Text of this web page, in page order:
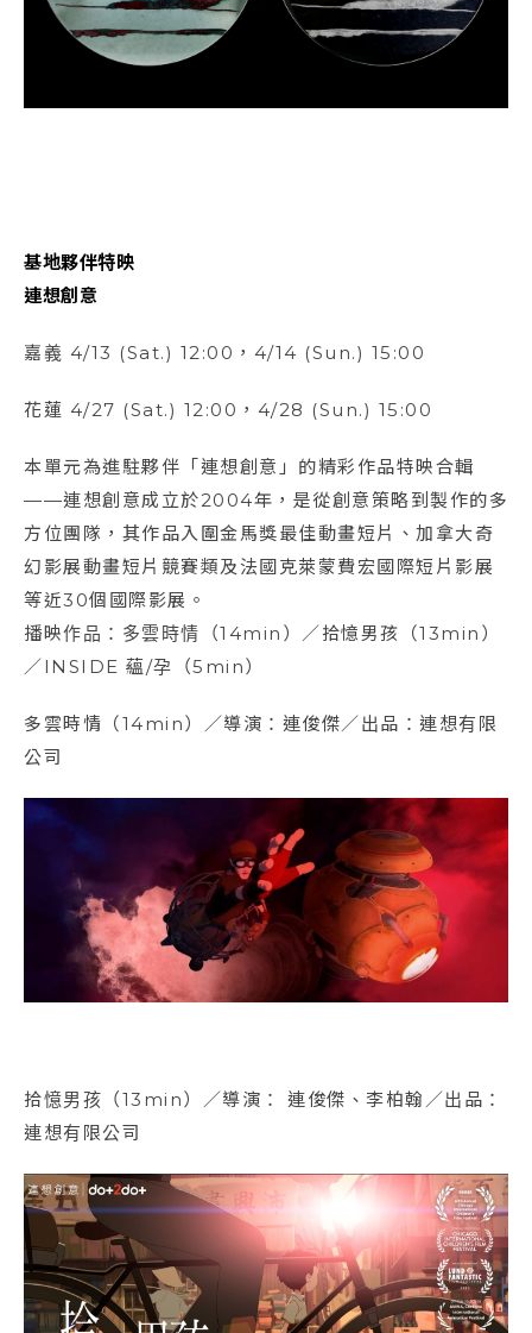
基地夥伴特映
連想創意
嘉義 4/13 (Sat.) 12:00，4/14 (Sun.) 15:00
花蓮 4/27 (Sat.) 12:00，4/28 (Sun.) 15:00
本單元為進駐夥伴「連想創意」的精彩作品特映合輯
——連想創意成立於2004年，是從創意策略到製作的多
方位團隊，其作品入圍金馬獎最佳動畫短片、加拿大奇
幻影展動畫短片競賽類及法國克萊蒙費宏國際短片影展
等近30個國際影展。
播映作品：多雲時情（14min）／拾憶男孩（13min）
／INSIDE 蘊/孕（5min）
多雲時情（14min）／導演：連俊傑／出品：連想有限
公司
拾憶男孩（13min）／導演： 連俊傑、李柏翰／出品：
連想有限公司